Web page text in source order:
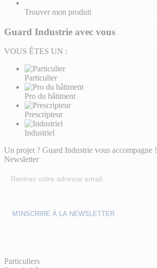
Trouver mon produit
Guard Industrie avec vous
VOUS ÊTES UN :
Particulier
Pro du bâtiment
Prescripteur
Industriel
Un projet ? Guard Industrie vous accompagne !
Newsletter
Particuliers